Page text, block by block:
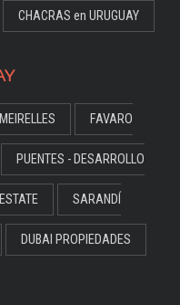
CHACRAS en URUGUAY
FAVARO
PUENTES - DESARROLLO
SARANDÍ
DUBAI PROPIEDADES